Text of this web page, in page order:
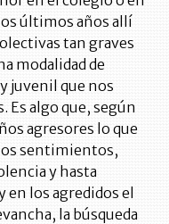
últimos años allí
tan graves
modalidad de
juvenil que nos
Es algo que, según
agresores lo que
sentimientos,
y hasta
los agredidos el
la búsqueda